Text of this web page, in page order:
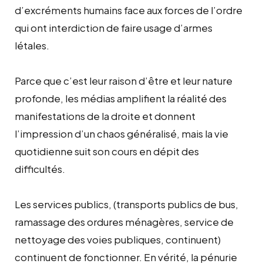
d’excréments humains face aux forces de l’ordre
qui ont interdiction de faire usage d’armes
létales.
Parce que c’est leur raison d’être et leur nature
profonde, les médias amplifient la réalité des
manifestations de la droite et donnent
l’impression d’un chaos généralisé, mais la vie
quotidienne suit son cours en dépit des
difficultés.
Les services publics, (transports publics de bus,
ramassage des ordures ménagères, service de
nettoyage des voies publiques, continuent)
continuent de fonctionner. En vérité, la pénurie